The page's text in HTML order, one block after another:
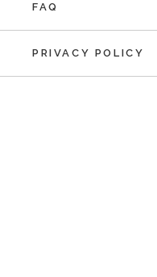
FAQ
PRIVACY POLICY